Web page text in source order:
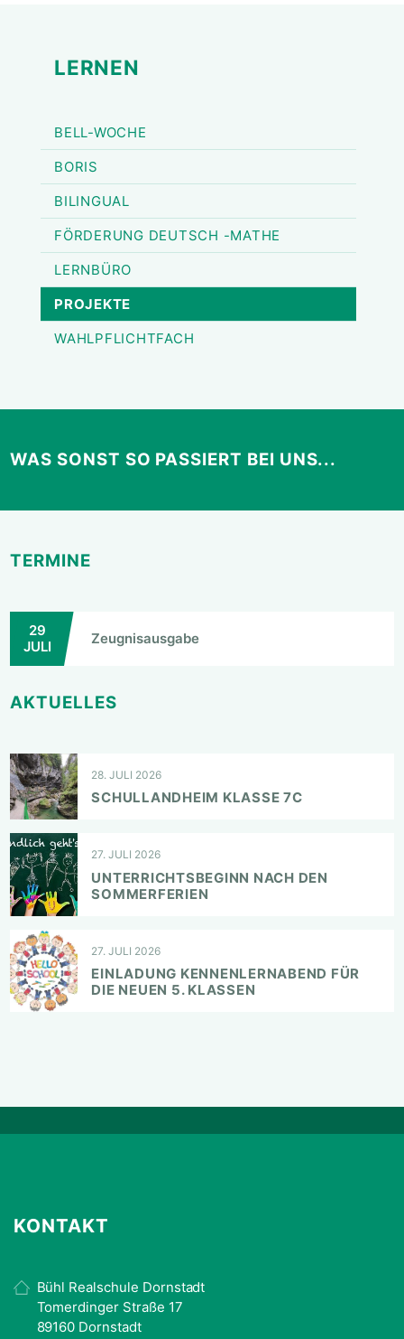
LERNEN
BELL-WOCHE
BORIS
BILINGUAL
FÖRDERUNG DEUTSCH -MATHE
LERNBÜRO
PROJEKTE
WAHLPFLICHTFACH
WAS SONST SO PASSIERT BEI UNS...
TERMINE
29
JULI
Zeugnisausgabe
AKTUELLES
28. JULI 2026
SCHULLANDHEIM KLASSE 7C
27. JULI 2026
UNTERRICHTSBEGINN NACH DEN
SOMMERFERIEN
27. JULI 2026
EINLADUNG KENNENLERNABEND FÜR
DIE NEUEN 5. KLASSEN
KONTAKT
Bühl Realschule Dornstadt
Tomerdinger Straße 17
89160 Dornstadt